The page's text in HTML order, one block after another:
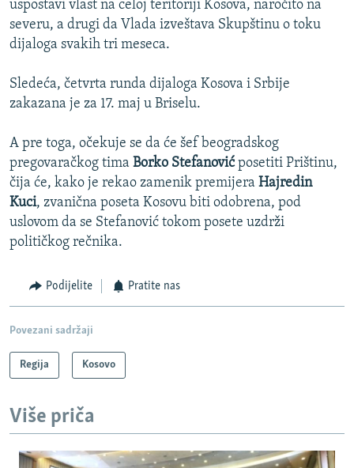
uspostavi vlast na celoj teritoriji Kosova, naročito na
severu, a drugi da Vlada izveštava Skupštinu o toku
dijaloga svakih tri meseca.
Sledeća, četvrta runda dijaloga Kosova i Srbije
zakazana je za 17. maj u Briselu.
A pre toga, očekuje se da će šef beogradskog
pregovaračkog tima Borko Stefanovićposetiti Prištinu,
čija će, kako je rekao zamenik premijera Hajredin
Kuci, zvanična poseta Kosovu biti odobrena, pod
uslovom da se Stefanović tokom posete uzdrži
političkog rečnika.
Podijelite Pratite nas
Povezani sadržaji
Regija Kosovo
Više priča